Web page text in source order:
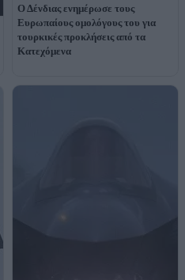
Ο Δένδιας ενημέρωσε τους
Ευρωπαίους ομολόγους του για
τουρκικές προκλήσεις από τα
Κατεχόμενα